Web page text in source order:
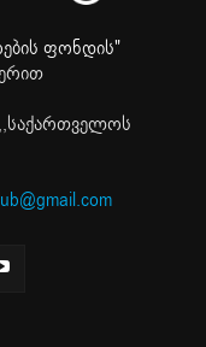
ფონდის"
,,საქართველოს